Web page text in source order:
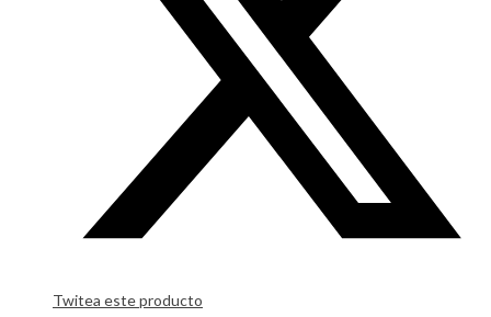
Twitea este producto